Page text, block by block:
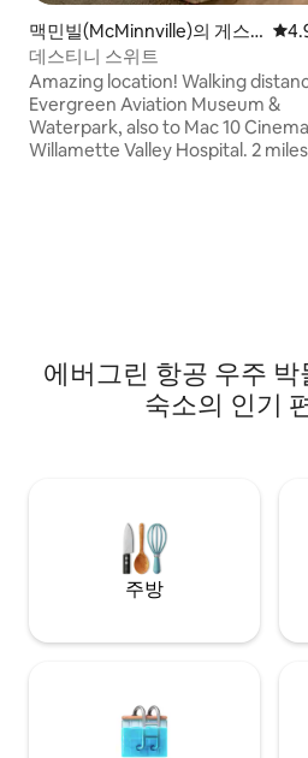
맥민빌(McMinnville)의 게스
트용 별채
평
데스티니 스위트
Amazing location! Walking
Evergreen Aviation Museum &
Waterpark, also to Mac 10
Willamette Valley Hospital. 2
에버그린 항공 우주
숙소의 인기
주방